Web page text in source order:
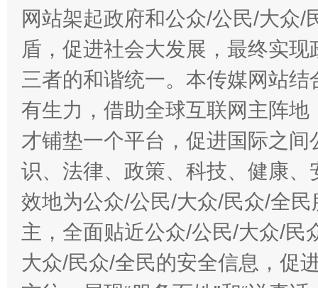
网站架起政府和公众/公民/大众
盾，促进社会大发展，最终实
三者的和谐统一。本传媒网站
有生力，借助全球互联网主阵
才铺垫一个平台，促进国际之
识、法律、政策、科技、健康
效地为公众/公民/大众/民众/全
主，全面贴近公众/公民/大众/民
大众/民众/全民的安全信息，促